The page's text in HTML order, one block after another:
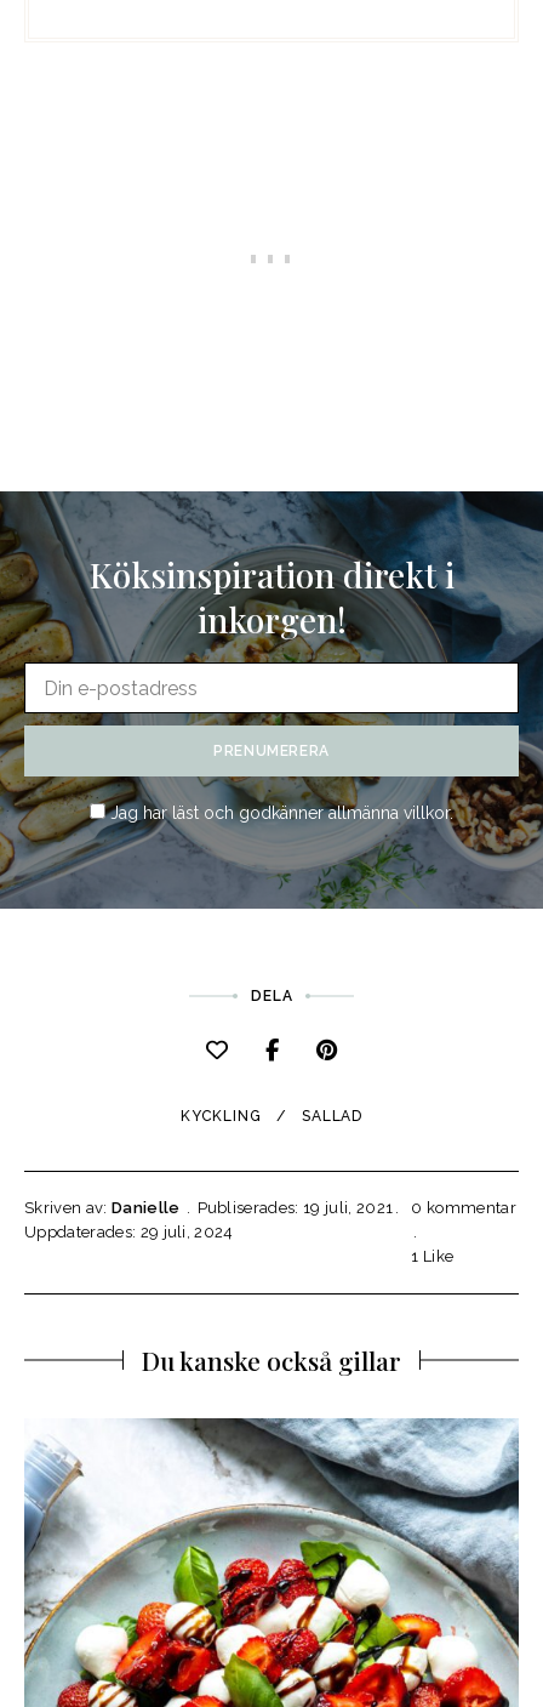
Köksinspiration direkt i
inkorgen!
Jag har läst och godkännerallmänna villkor.
DELA
KYCKLING SALLAD
Skriven av: Danielle
Publiserades: 19 juli, 2021
Uppdaterades: 29 juli, 2024
0 kommentar
1 Like
Du kanske också gillar